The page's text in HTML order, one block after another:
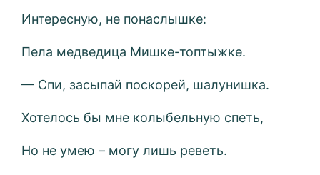
Интересную, не понаслышке:
Пела медведица Мишке-топтыжке.
— Спи, засыпай поскорей, шалунишка.
Хотелось бы мне колыбельную спеть,
Но не умею – могу лишь реветь.